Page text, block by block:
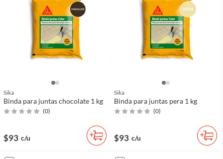
Sika
Binda para juntas chocolate 1 kg
(0)
$93 c/u
Sika
Binda para juntas pera 1 kg
(0)
$93 c/u